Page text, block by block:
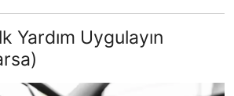
Yardım Uygulayın